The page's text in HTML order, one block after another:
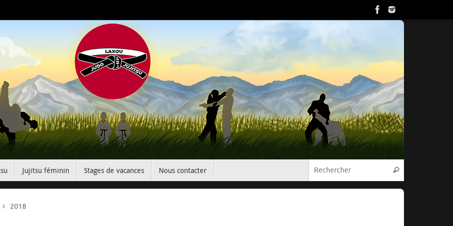
Jujitsu féminin Stages de vacances Nous contacter Rechercher
Accueil
2018